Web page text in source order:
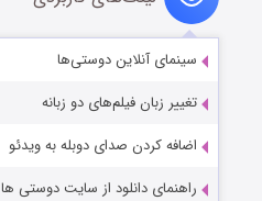
سینمای آنلاین دوستی‌ها
تغییر زبان فیلم‌های دو زبانه
اضافه کردن صدای دوبله به ویدئو
راهنمای دانلود از سایت دوستی ها